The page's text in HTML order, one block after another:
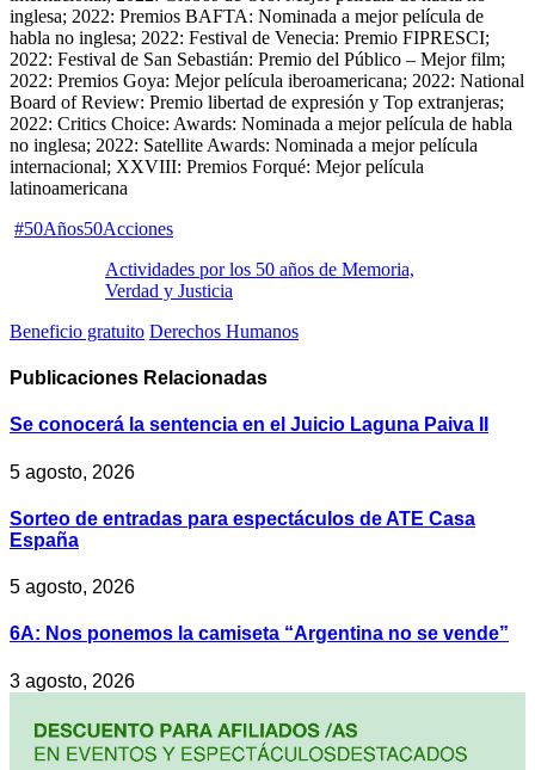
inglesa; 2022: Premios BAFTA: Nominada a mejor película de
habla no inglesa; 2022: Festival de Venecia: Premio FIPRESCI;
2022: Festival de San Sebastián: Premio del Público – Mejor film;
2022: Premios Goya: Mejor película iberoamericana; 2022: National
Board of Review: Premio libertad de expresión y Top extranjeras;
2022: Critics Choice: Awards: Nominada a mejor película de habla
no inglesa; 2022: Satellite Awards: Nominada a mejor película
internacional; XXVIII: Premios Forqué: Mejor película
latinoamericana
#50Años50Acciones
Actividades por los 50 años de Memoria,
Verdad y Justicia
Beneficio gratuito Derechos Humanos
Publicaciones Relacionadas
Se conocerá la sentencia en el Juicio Laguna Paiva II
5 agosto, 2026
Sorteo de entradas para espectáculos de ATE Casa
España
5 agosto, 2026
6A: Nos ponemos la camiseta “Argentina no se vende”
3 agosto, 2026